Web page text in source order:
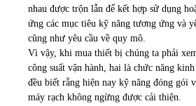
nhau được trộn lẫn để kết hợp sử dụng
ứng các mục tiêu kỹ năng tương ứng và
cũng như yêu cầu về quy mô.
Vì vậy, khi mua thiết bị chúng ta phải
công suất vận hành, hai là chức năng
đều biết rằng hiện nay kỹ năng đóng gói
máy rạch không ngừng được cải thiện.